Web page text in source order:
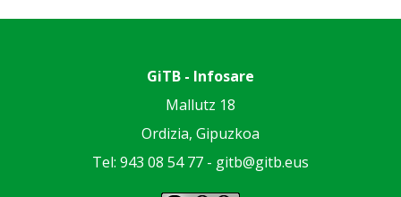
GiTB - Infosare
Mallutz 18
Ordizia, Gipuzkoa
Tel: 943 08 54 77 - gitb@gitb.eus